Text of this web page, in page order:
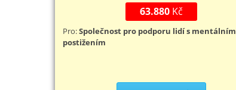
63.880 Kč
Pro:Společnost pro podporu lidí s mentálním
postižením